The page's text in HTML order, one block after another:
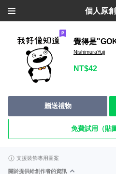
個人原
覺得是
NishimuraYuji
NT$42
贈送禮物
免費試用（貼
支援裝飾專用圖案
關於提供給創作者的資訊